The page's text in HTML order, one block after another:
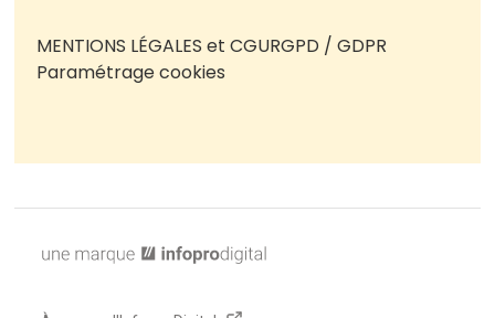
MENTIONS LÉGALES et CGURGPD / GDPR
Paramétrage cookies